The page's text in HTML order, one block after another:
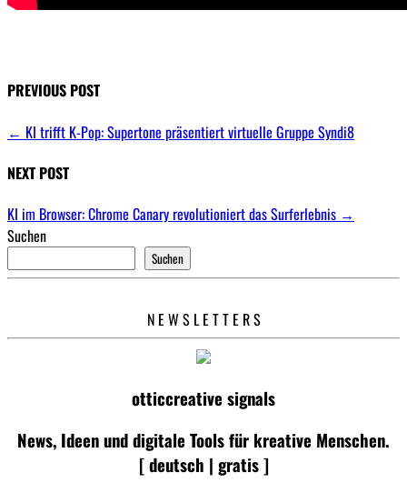
PREVIOUS POST
← KI trifft K-Pop: Supertone präsentiert virtuelle Gruppe Syndi8
NEXT POST
KI im Browser: Chrome Canary revolutioniert das Surferlebnis →
Suchen
Suchen
N E W S L E T T E R S
otticcreative signals
News, Ideen und digitale Tools für kreative Menschen.
[ deutsch | gratis ]